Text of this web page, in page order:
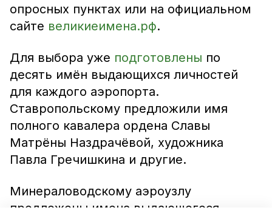
опросных пунктах или на официальном
сайте великиеимена.рф.
Для выбора уже подготовлены по
десять имён выдающихся личностей
для каждого аэропорта.
Ставропольскому предложили имя
полного кавалера ордена Славы
Матрёны Наздрачёвой, художника
Павла Гречишкина и другие.
Минераловодскому аэроузлу
предложены имена выдающегося